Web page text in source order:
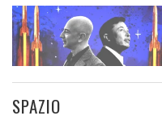
SPAZIO